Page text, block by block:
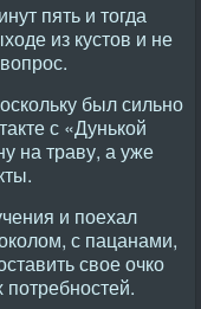
пять и тогда
из кустов и не
был сильно
с «Дунькой
на траву, а уже
и поехал
с пацанами,
свое очко